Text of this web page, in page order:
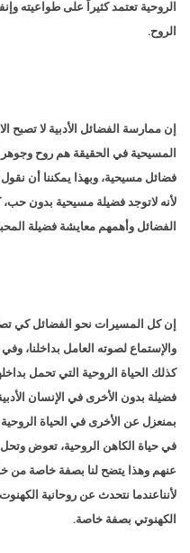
الروحية تعتمد كثيراً على طواعيته
الروح.
إن ممارسة الفضائل الأدبية لا تصبح
المسيحية في الحقيقة هم روح وجوهر
فضائل مسيحية، وبهذا يمكننا أن
لأنه لاتوجد فضيلة مسيحية بدون
الفضائل وأهمهم معايشة فضيلة
إن كل المسيرات نحو الفضائل كي
والإستماع لصوته العامل بداخلنا،
كذلك الحياة الروحية التي تحمل
فضيلة بدون الأخرى في الإنسان
بمنعزل عن الأخرى في الحياة
في حياة الكاهن الروحية، تعوض
عنهم وهذا يتضح لنا بصفة خاصة من
لأنناعندما نتحدث عن روحانية
الكهنوتي بصفة خاصة.